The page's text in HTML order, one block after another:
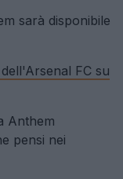
sarà disponibile
FC su
Anthem
pensi nei